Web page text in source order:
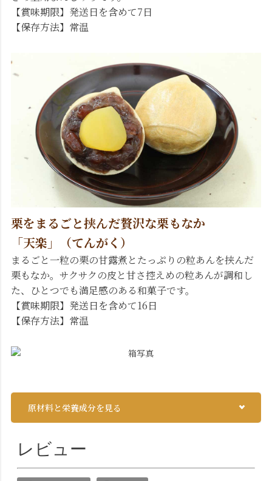
【賞味期限】発送日を含めて7日
【保存方法】常温
栗をまるごと挟んだ贅沢な栗もなか
「天楽」（てんがく）
まるごと一粒の栗の甘露煮とたっぷりの粒あんを挟んだ
栗もなか。サクサクの皮と甘さ控えめの粒あんが調和し
た、ひとつでも満足感のある和菓子です。
【賞味期限】発送日を含めて16日
【保存方法】常温
原材料と栄養成分を見る
レビュー